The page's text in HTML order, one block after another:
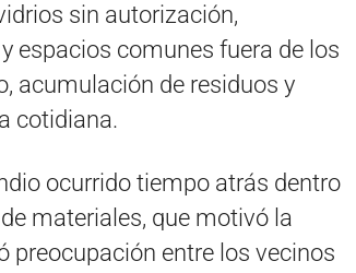
sin autorización,
espacios comunes fuera de los
acumulación de residuos y
cotidiana.
ocurrido tiempo atrás dentro
materiales, que motivó la
preocupación entre los vecinos